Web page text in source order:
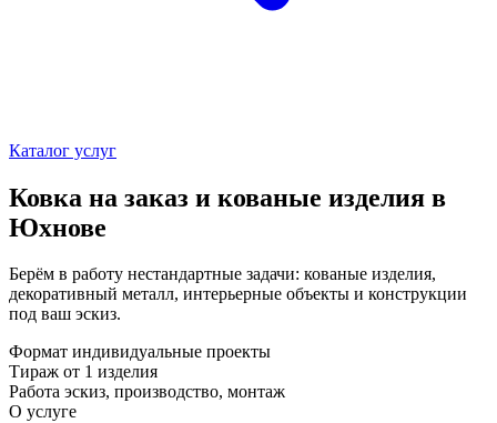
Каталог услуг
Ковка на заказ и кованые изделия в
Юхнове
Берём в работу нестандартные задачи: кованые изделия,
декоративный металл, интерьерные объекты и конструкции
под ваш эскиз.
Формат индивидуальные проекты
Тираж от 1 изделия
Работа эскиз, производство, монтаж
О услуге